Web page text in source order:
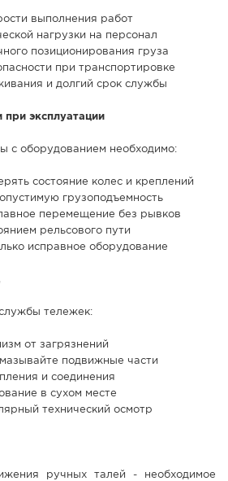
выполнения работ
нагрузки на персонал
позиционирования груза
при транспортировке
и долгий срок службы
при эксплуатации
с оборудованием необходимо:
состояние колес и креплений
грузоподъемность
перемещение без рывков
рельсового пути
исправное оборудование
тележек:
от загрязнений
подвижные части
и соединения
в сухом месте
технический осмотр
ручных талей - необходимое